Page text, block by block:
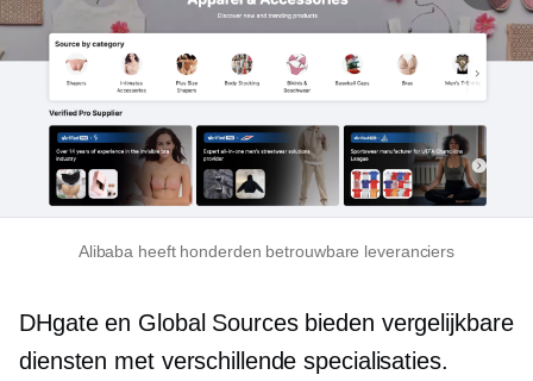
Alibaba heeft honderden betrouwbare leveranciers
DHgate en Global Sources bieden vergelijkbare
diensten met verschillende specialisaties.